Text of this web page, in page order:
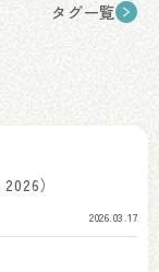
タグ一覧
）
2026.03.17